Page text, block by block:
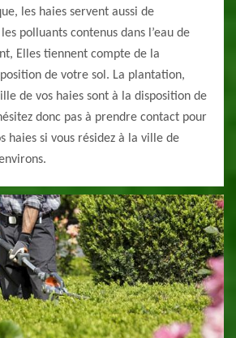
les haies servent aussi de
polluants contenus dans l’eau de
Elles tiennent compte de la
de votre sol. La plantation,
de vos haies sont à la disposition de
donc pas à prendre contact pour
haies si vous résidez à la ville de